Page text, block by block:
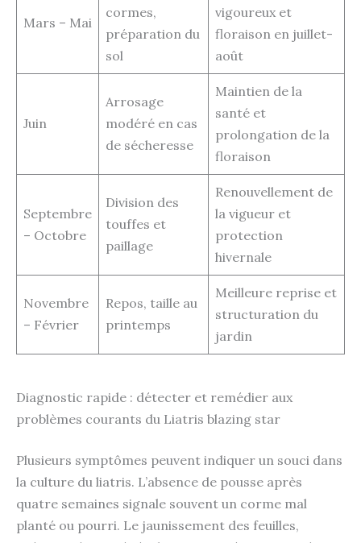
Mars – Mai
cormes,
préparation du
sol
vigoureux et
floraison en juillet-
août
Juin
Arrosage
modéré en cas
de sécheresse
Maintien de la
santé et
prolongation de la
floraison
Septembre
– Octobre
Division des
touffes et
paillage
Renouvellement de
la vigueur et
protection
hivernale
Novembre
– Février
Repos, taille au
printemps
Meilleure reprise et
structuration du
jardin
Diagnostic rapide : détecter et remédier aux
problèmes courants du Liatris blazing star
Plusieurs symptômes peuvent indiquer un souci dans
la culture du liatris. L’absence de pousse après
quatre semaines signale souvent un corme mal
planté ou pourri. Le jaunissement des feuilles,